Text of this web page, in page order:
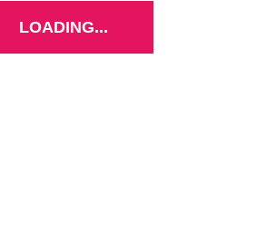
LOADING...